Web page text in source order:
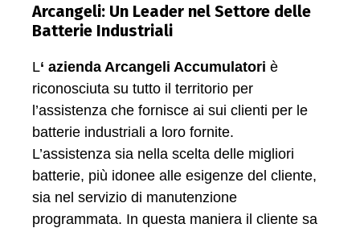
Arcangeli: Un Leader nel Settore delle
Batterie Industriali
L‘ azienda Arcangeli Accumulatori è
riconosciuta su tutto il territorio per
l’assistenza che fornisce ai sui clienti per le
batterie industriali a loro fornite.
L’assistenza sia nella scelta delle migliori
batterie, più idonee alle esigenze del cliente,
sia nel servizio di manutenzione
programmata. In questa maniera il cliente sa